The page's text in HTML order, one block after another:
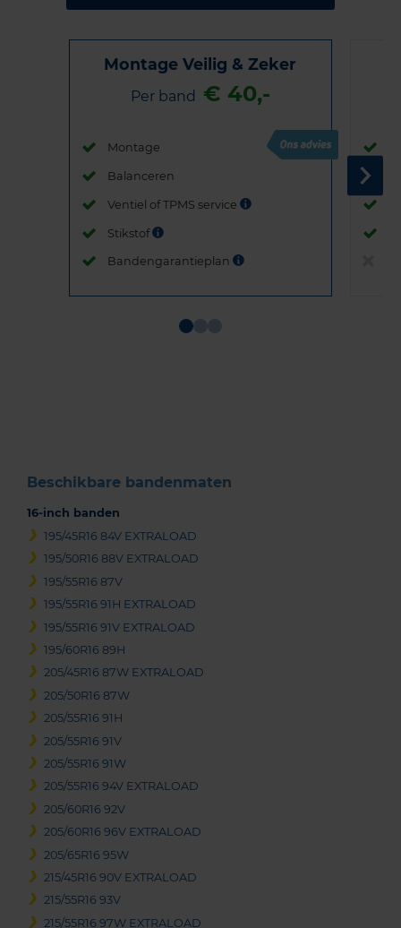
Montage Veilig & Zeker
Per band € 40,-
Montage
Balanceren
Ventiel of TPMS service
Stikstof
Bandengarantieplan
Beschikbare bandenmaten
16-inch banden
195/45R16 84V EXTRALOAD
195/50R16 88V EXTRALOAD
195/55R16 87V
195/55R16 91H EXTRALOAD
195/55R16 91V EXTRALOAD
195/60R16 89H
205/45R16 87W EXTRALOAD
205/50R16 87W
205/55R16 91H
205/55R16 91V
205/55R16 91W
205/55R16 94V EXTRALOAD
205/60R16 92V
205/60R16 96V EXTRALOAD
205/65R16 95W
215/45R16 90V EXTRALOAD
215/55R16 93V
215/55R16 97W EXTRALOAD